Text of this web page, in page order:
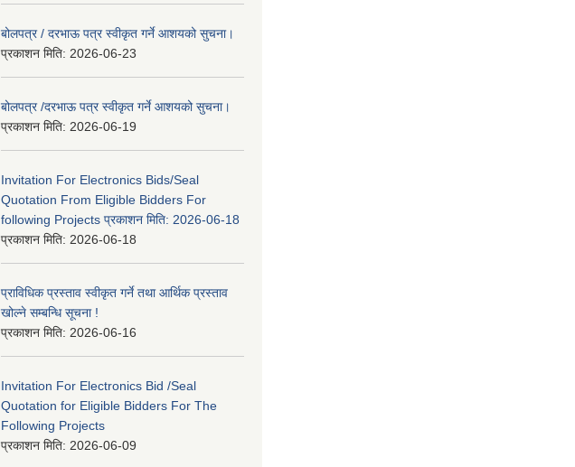
बोलपत्र / दरभाऊ पत्र स्वीकृत गर्ने आशयको सुचना।
प्रकाशन मिति: 2026-06-23
बोलपत्र /दरभाऊ पत्र स्वीकृत गर्ने आशयको सुचना।
प्रकाशन मिति: 2026-06-19
Invitation For Electronics Bids/Seal
Quotation From Eligible Bidders For
following Projects प्रकाशन मिति: 2026-06-18
प्रकाशन मिति: 2026-06-18
प्राविधिक प्रस्ताव स्वीकृत गर्ने तथा आर्थिक प्रस्ताव
खोल्ने सम्बन्धि सूचना !
प्रकाशन मिति: 2026-06-16
Invitation For Electronics Bid /Seal
Quotation for Eligible Bidders For The
Following Projects
प्रकाशन मिति: 2026-06-09